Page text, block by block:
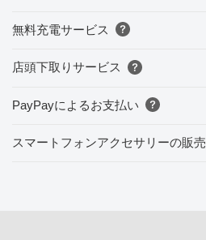
無料充電サービス
店頭下取りサービス
PayPayによるお支払い
スマートフォンアクセサリーの販売